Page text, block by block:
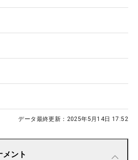
データ最終更新： 2025年5月14日 17:52
メント